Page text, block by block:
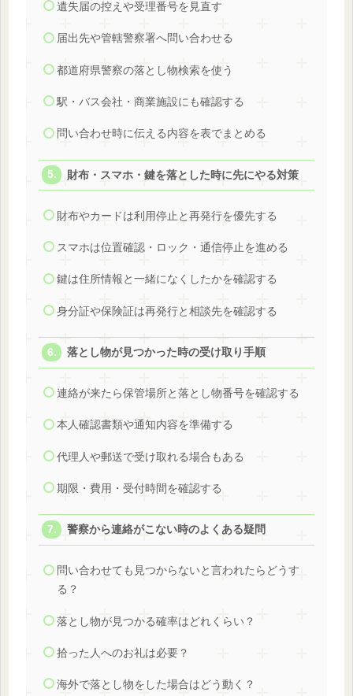
遺失届の控えや受理番号を見直す
届出先や管轄警察署へ問い合わせる
都道府県警察の落とし物検索を使う
駅・バス会社・商業施設にも確認する
問い合わせ時に伝える内容を表でまとめる
財布・スマホ・鍵を落とした時に先にやる対策
財布やカードは利用停止と再発行を優先する
スマホは位置確認・ロック・通信停止を進める
鍵は住所情報と一緒になくしたかを確認する
身分証や保険証は再発行と相談先を確認する
落とし物が見つかった時の受け取り手順
連絡が来たら保管場所と落とし物番号を確認する
本人確認書類や通知内容を準備する
代理人や郵送で受け取れる場合もある
期限・費用・受付時間を確認する
警察から連絡がこない時のよくある疑問
問い合わせても見つからないと言われたらどうす
る？
落とし物が見つかる確率はどれくらい？
拾った人へのお礼は必要？
海外で落とし物をした場合はどう動く？